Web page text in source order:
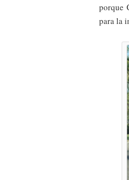
porque
para la